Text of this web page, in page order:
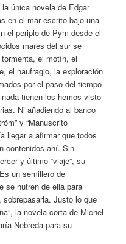
la única novela de Edgar
en el mar escrito bajo una
el periplo de Pym desde el
mares del sur se
el motín, el
el naufragio, la exploración
por el paso del tiempo
tienen los hemos visto
Ni añadiendo al banco
y “Manuscrito
llegar a afirmar que todos
contenidos ahí. Sin
y último “viaje”, su
un semillero de
se nutren de ella para
Justo lo que
la novela corta de Michel
Nebreda para su